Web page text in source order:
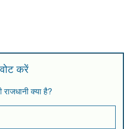
वोट करें
राजधानी क्या है?